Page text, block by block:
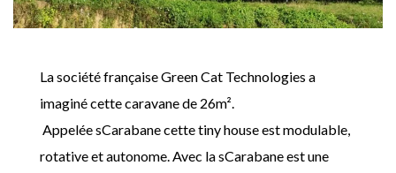
La société française Green Cat Technologies a
imaginé cette caravane de 26m².
Appelée sCarabane cette tiny house est modulable,
rotative et autonome. Avec la sCarabane est une